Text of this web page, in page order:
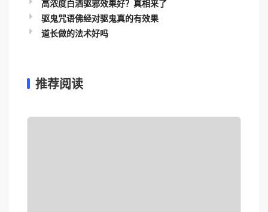
高浓度白酒驱邪效果好？真相来了
驱鬼咒语佛经对驱鬼真的有效果
道长做的法术好吗
推荐阅读